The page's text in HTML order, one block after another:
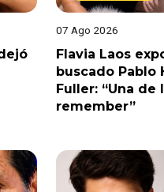
07 Ago 2026
Flavia Laos
buscado Pablo
Fuller: “Una
remember”